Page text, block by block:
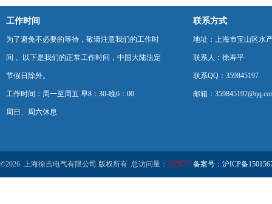
工作时间
为了避免不必要的等待，敬请注意我们的工作时
间 。以下是我们的正常工作时间，中国大陆法定
节假日除外。
工作时间：周一至周五 早8：30-晚6：00
周日、周六休息
联系方式
地址：上海市宝山区水
联系人：徐寿平
联系QQ：359845197
邮箱：
©2026 上海徐吉电气有限公司 版权所有 总访问量： 222927 备案号：沪ICP备